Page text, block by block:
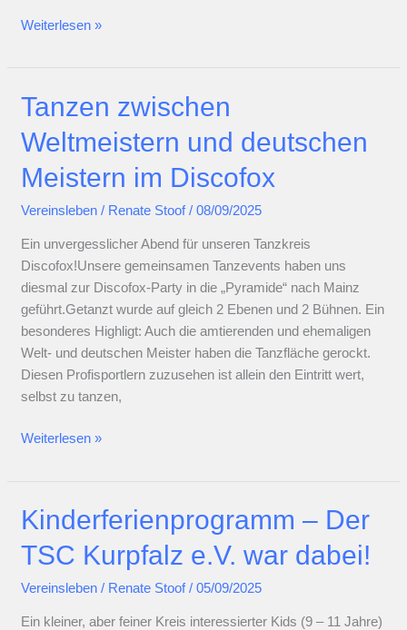
Grillfest
allen
Teilen
Weiterlesen »
Tanzen zwischen
Weltmeistern und deutschen
Meistern im Discofox
Vereinsleben / Renate Stoof/08/09/2025
Ein unvergesslicher Abend für unseren Tanzkreis
Discofox!Unsere gemeinsamen Tanzevents haben uns
diesmal zur Discofox-Party in die „Pyramide“ nach Mainz
geführt.Getanzt wurde auf gleich 2 Ebenen und 2 Bühnen. Ein
besonderes Highligt: Auch die amtierenden und ehemaligen
Welt- und deutschen Meister haben die Tanzfläche gerockt.
Diesen Profisportlern zuzusehen ist allein den Eintritt wert,
selbst zu tanzen,
Tanzen
deutschen
Meistern
im
Discofox
Weiterlesen »
Kinderferienprogramm – Der
TSC Kurpfalz e.V. war dabei!
Vereinsleben / Renate Stoof/05/09/2025
Ein kleiner, aber feiner Kreis interessierter Kids (9 – 11 Jahre)